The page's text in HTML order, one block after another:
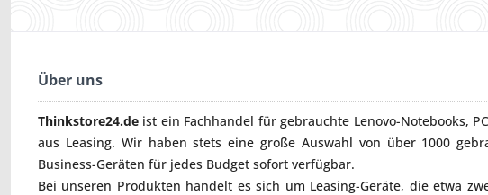
Über uns
Thinkstore24.de ist ein Fachhandel für gebrauchte Lenovo-Notebooks,
aus Leasing. Wir haben stets eine große Auswahl von über 1000
Business-Geräten für jedes Budget sofort verfügbar.
Bei unseren Produkten handelt es sich um Leasing-Geräte, die etwa